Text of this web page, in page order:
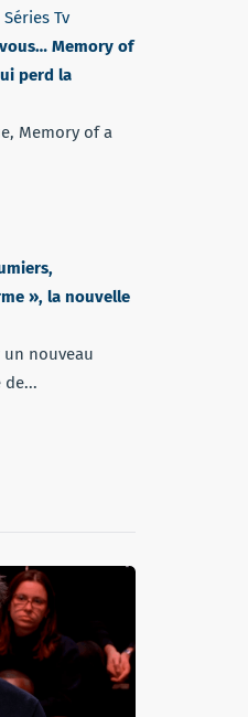
Séries Tv
Memory of
perd la
Memory of a
», la nouvelle
un nouveau